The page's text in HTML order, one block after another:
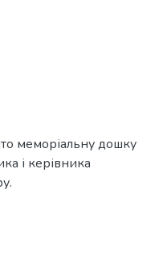
меморіальну дошку
і керівника